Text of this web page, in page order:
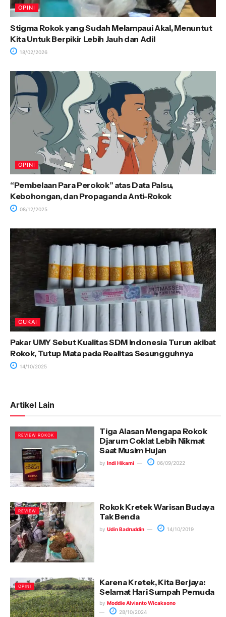
OPINI
Stigma Rokok yang Sudah Melampaui Akal, Menuntut
Kita Untuk Berpikir Lebih Jauh dan Adil
18/02/2026
OPINI
“Pembelaan Para Perokok” atas Data Palsu,
Kebohongan, dan Propaganda Anti-Rokok
08/12/2025
CUKAI
Pakar UMY Sebut Kualitas SDM Indonesia Turun akibat
Rokok, Tutup Mata pada Realitas Sesungguhnya
14/10/2025
Artikel Lain
REVIEW ROKOK
Tiga Alasan Mengapa Rokok
Djarum Coklat Lebih Nikmat
Saat Musim Hujan
by Indi Hikami 06/09/2022
REVIEW
Rokok Kretek Warisan Budaya
Tak Benda
by Udin Badruddin 14/10/2019
OPINI
Karena Kretek, Kita Berjaya:
Selamat Hari Sumpah Pemuda
by Moddie Alvianto Wicaksono
28/10/2024